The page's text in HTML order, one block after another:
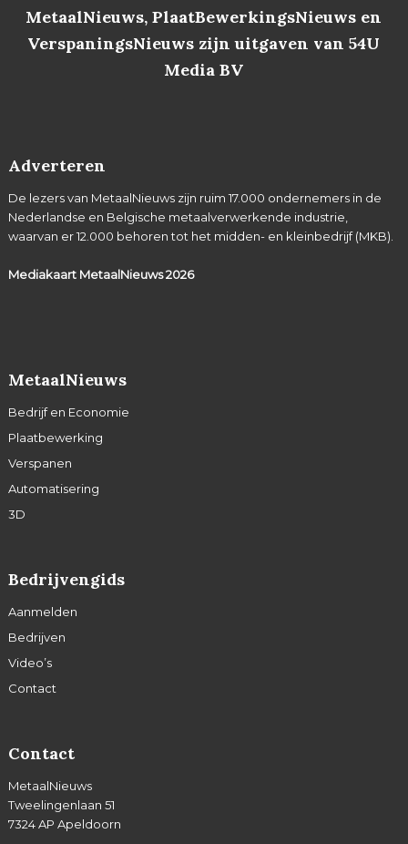
MetaalNieuws, PlaatBewerkingsNieuws en
VerspaningsNieuws zijn uitgaven van 54U
Media BV
Adverteren
De lezers van MetaalNieuws zijn ruim 17.000 ondernemers in de
Nederlandse en Belgische metaalverwerkende industrie,
waarvan er 12.000 behoren tot het midden- en kleinbedrijf (MKB).
Mediakaart MetaalNieuws2026
MetaalNieuws
Bedrijf en Economie
Plaatbewerking
Verspanen
Automatisering
3D
Bedrijvengids
Aanmelden
Bedrijven
Video’s
Contact
Contact
MetaalNieuws
Tweelingenlaan 51
7324 AP Apeldoorn